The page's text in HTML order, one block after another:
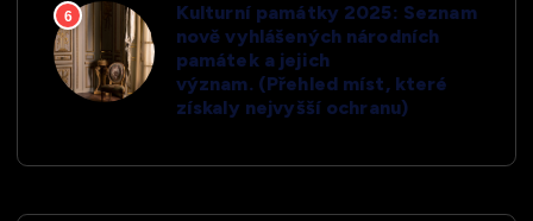
6
Kulturní památky 2025: Seznam
nově vyhlášených národních
památek a jejich
význam. (Přehled míst, které
získaly nejvyšší ochranu)